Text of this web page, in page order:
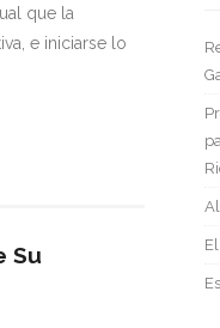
que la
e iniciarse lo
Su